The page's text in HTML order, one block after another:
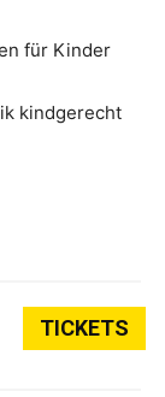
für Kinder
kindgerecht
TICKETS